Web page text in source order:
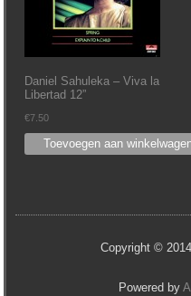
Daniel Sahuleka – Viva la
Libertad 12”
€7.50
Toevoegen aan
Copyright ©
Powered by